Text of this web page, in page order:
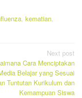
kematian
Next post
Cara Menciptakan
Belajar yang Sesuai
Tuntutan Kurikulum dan
Kemampuan Siswa